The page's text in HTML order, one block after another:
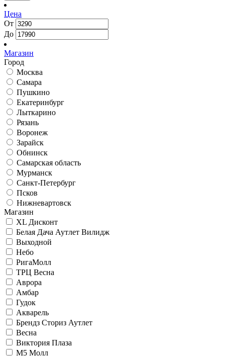
Цена
От
До
Магазин
Город
Москва
Самара
Пушкино
Екатеринбург
Лыткарино
Рязань
Воронеж
Зарайск
Обнинск
Самарская область
Мурманск
Санкт-Петербург
Псков
Нижневартовск
Магазин
XL Дисконт
Белая Дача Аутлет Вилидж
Выходной
Небо
РигаМолл
ТРЦ Весна
Аврора
Амбар
Гудок
Акварель
Брендз Сториз Аутлет
Весна
Виктория Плаза
М5 Молл